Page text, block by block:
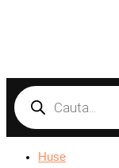
search
Huse